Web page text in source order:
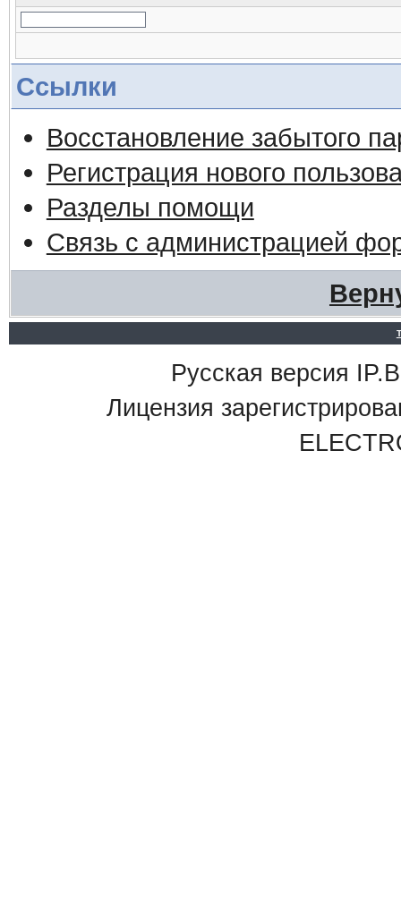
Ссылки
Восстановление забытого
Регистрация нового
Разделы помощи
Связь с администрацией
Русская версия
Лицензия